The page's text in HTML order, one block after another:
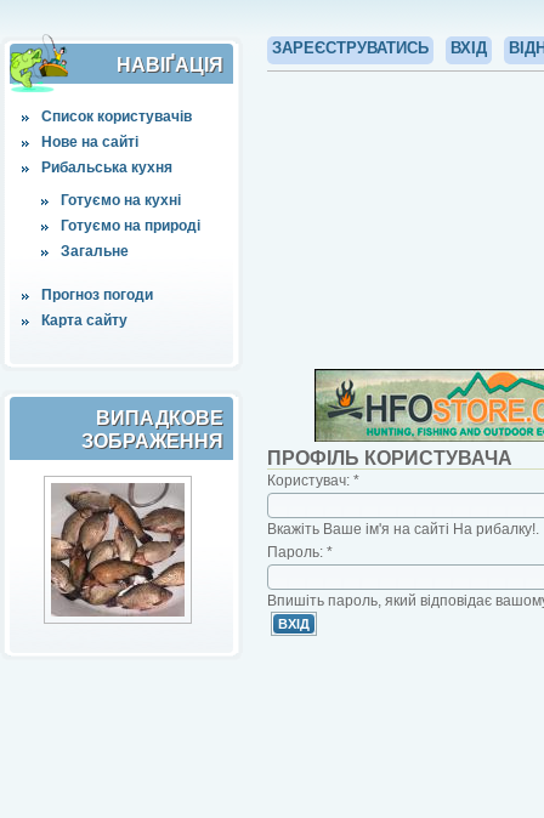
НАВІҐАЦІЯ
Список користувачів
Нове на сайті
Рибальська кухня
Готуємо на кухні
Готуємо на природі
Загальне
Прогноз погоди
Карта сайту
ВИПАДКОВЕ
ЗОБРАЖЕННЯ
ЗАРЕЄСТРУВАТИСЬ ВХІД
ПРОФІЛЬ КОРИСТУВАЧА
Користувач: *
Вкажіть Ваше ім'я на сайті На рибалку!.
Пароль: *
Впишіть пароль, який відповідає